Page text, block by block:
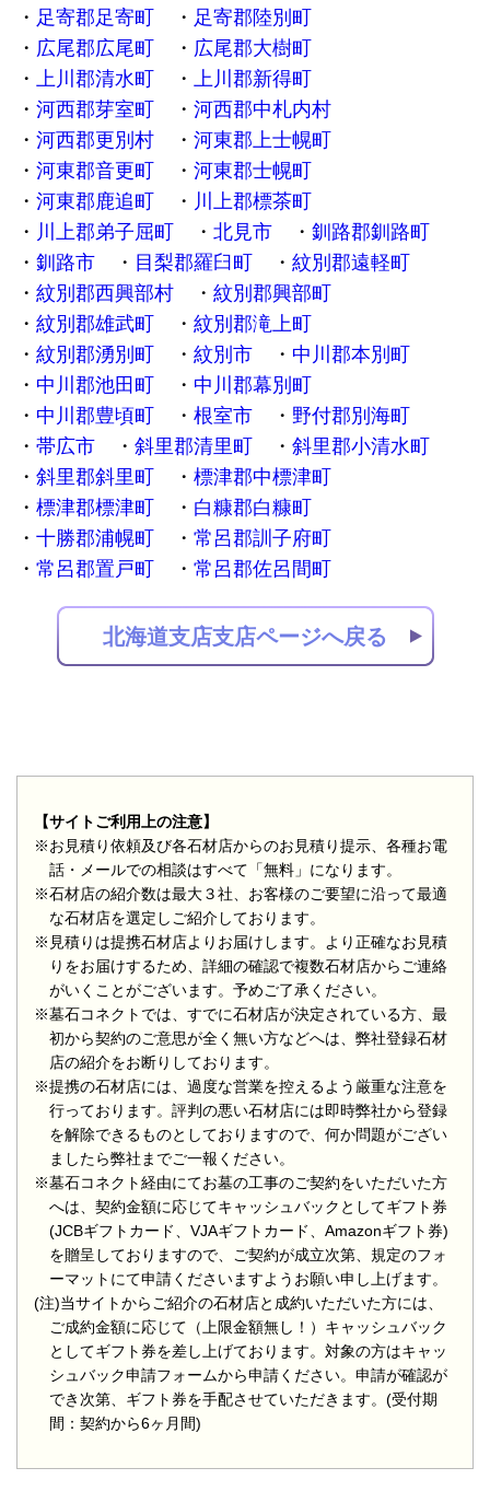
足寄郡足寄町
足寄郡陸別町
広尾郡広尾町
広尾郡大樹町
上川郡清水町
上川郡新得町
河西郡芽室町
河西郡中札内村
河西郡更別村
河東郡上士幌町
河東郡音更町
河東郡士幌町
河東郡鹿追町
川上郡標茶町
川上郡弟子屈町
北見市
釧路郡釧路町
釧路市
目梨郡羅臼町
紋別郡遠軽町
紋別郡西興部村
紋別郡興部町
紋別郡雄武町
紋別郡滝上町
紋別郡湧別町
紋別市
中川郡本別町
中川郡池田町
中川郡幕別町
中川郡豊頃町
根室市
野付郡別海町
帯広市
斜里郡清里町
斜里郡小清水町
斜里郡斜里町
標津郡中標津町
標津郡標津町
白糠郡白糠町
十勝郡浦幌町
常呂郡訓子府町
常呂郡置戸町
常呂郡佐呂間町
北海道支店支店ページへ戻る
【サイトご利用上の注意】
※お見積り依頼及び各石材店からのお見積り提示、各種お電
話・メールでの相談はすべて「無料」になります。
※石材店の紹介数は最大３社、お客様のご要望に沿って最適
な石材店を選定しご紹介しております。
※見積りは提携石材店よりお届けします。より正確なお見積
りをお届けするため、詳細の確認で複数石材店からご連絡
がいくことがございます。予めご了承ください。
※墓石コネクトでは、すでに石材店が決定されている方、最
初から契約のご意思が全く無い方などへは、弊社登録石材
店の紹介をお断りしております。
※提携の石材店には、過度な営業を控えるよう厳重な注意を
行っております。評判の悪い石材店には即時弊社から登録
を解除できるものとしておりますので、何か問題がござい
ましたら弊社までご一報ください。
※墓石コネクト経由にてお墓の工事のご契約をいただいた方
へは、契約金額に応じてキャッシュバックとしてギフト券
(JCBギフトカード、VJAギフトカード、Amazonギフト券)
を贈呈しておりますので、ご契約が成立次第、規定のフォ
ーマットにて申請くださいますようお願い申し上げます。
(注)当サイトからご紹介の石材店と成約いただいた方には、
ご成約金額に応じて（上限金額無し！）キャッシュバック
としてギフト券を差し上げております。対象の方はキャッ
シュバック申請フォームから申請ください。申請が確認が
でき次第、ギフト券を手配させていただきます。(受付期
間：契約から6ヶ月間)